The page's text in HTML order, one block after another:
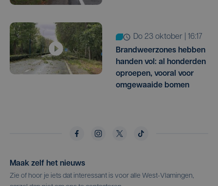
do 23 oktober | 16:17
Brandweerzones hebben
handen vol: al honderden
oproepen, vooral voor
omgewaaide bomen
Maak zelf het nieuws
Zie of hoor je iets dat interessant is voor alle West-Vlamingen,